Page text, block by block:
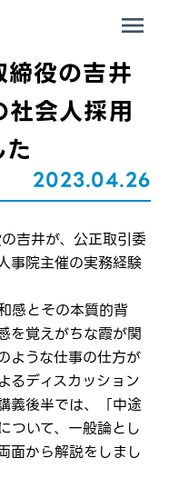
締役の吉井
会人採用
2023.04.26
吉井が、公正取引委
事院主催の実務経験
感とその本質的背
を覚えがちな霞が関
ような仕事の仕方が
るディスカッション
義後半では、「中途
ついて、一般論とし
面から解説をしまし